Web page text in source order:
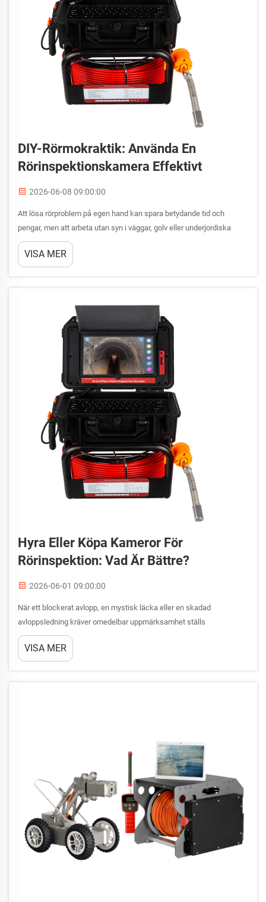
DIY-Rörmokraktik: Använda En
Rörinspektionskamera Effektivt
2026-06-08 09:00:00
Att lösa rörproblem på egen hand kan spara betydande tid och
pengar, men att arbeta utan syn i väggar, golv eller underjordiska
ledningar är en av de största utmaningarna för någon som utför DIY-
arbete i sitt hem. En rörgenomlysningkamera förändrar den
VISA MER
Hyra Eller Köpa Kameror För
Rörinspektion: Vad Är Bättre?
2026-06-01 09:00:00
När ett blockerat avlopp, en mystisk läcka eller en skadad
avloppsledning kräver omedelbar uppmärksamhet ställs
yrkesutövare och fastighetsägare inför frågan inte bara om hur
problemet ska åtgärdas – utan också om hur det ska diagnostiseras
VISA MER